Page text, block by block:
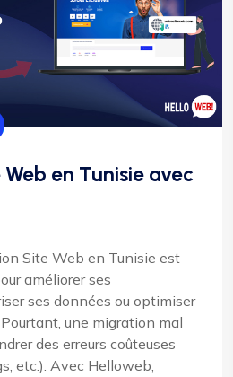
en Tunisie avec
Site Web en Tunisie est
améliorer ses
ses données ou optimiser
une migration mal
des erreurs coûteuses
etc.). Avec Helloweb,